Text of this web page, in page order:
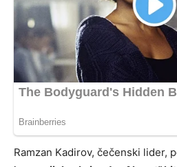
Ramzan Kadirov, čečenski lider,